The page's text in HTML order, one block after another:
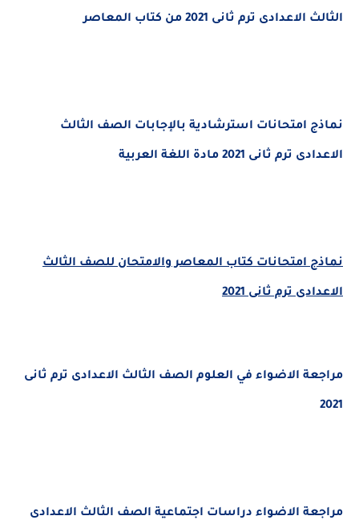
الثالث الاعدادى ترم ثانى 2021 من كتاب المعاصر
نماذج امتحانات استرشادية بالإجابات الصف الثالث
الاعدادى ترم ثانى 2021 مادة اللغة العربية
نماذج امتحانات كتاب المعاصر والامتحان للصف الثالث
الاعدادى ترم ثانى 2021
مراجعة الاضواء في العلوم الصف الثالث الاعدادى ترم ثانى
2021
مراجعة الاضواء دراسات اجتماعية الصف الثالث الاعدادى